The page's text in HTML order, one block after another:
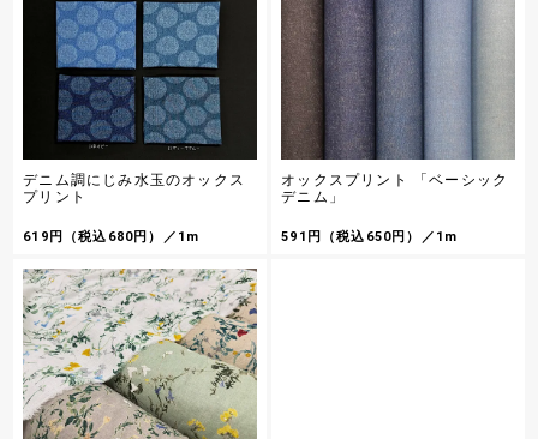
「生地洗い」の本場である岡山県で丁寧に洗いを
かけた強撚リネンレーヨン生地です
1,164円（税込1,280円）／1m
【現品限り特価】Exclusive collection 西脇産
先染クールストライプ
高品質な兵庫県・西脇産の生地が、数量限定お買
い得価格！ 吸水速乾性に優れた機能素材クールマ
適な着心地の定番ストライプシャツ、ブラウス、
ワンピースなど既製品ライクなお洋服づくりにお
453円（税込498円）／1m
先染プレミアム100双クロス
い得価格！ 最高級のスーピマ綿を使用し、美しい
表面感と滑らかな肌触りに仕上がった先染100双
平織コットンファブリックです 既製品ライクなお
洋服づくりにおすすめの生地です
【現品限り特価】Exclusive collection 西脇産
先染サッカーストライプ
高品質な兵庫県・西脇産の生地が、数量限定お買
い得価格！ 汗ばむ陽気におすすめの、ドライタッ
チで清涼感のある素材です 春夏のお洋服づくりに
おすすめです
スーパーマーケットのオックスプリント
スーパーでのショッピングの楽しさを詰め込んだ
ようなユニークなオックスプリント生地です
682円（税込750円）／1m
いわしまあゆ「パンとコーヒーと」
イラストレーター・いわしまあゆさんの、お洒落
で美味しそうなパンとコーヒーのイラストレーシ
ョンを元に企画したシーチングプリント生地です
(こちらの布地は、個人作家さまによる作品化販売
にご利用いただけます)
1,528円（税込1,680円）／1m
大塚屋オリジナル オックスフォード無地
使いやすいカラーを、お手頃価格で あらゆるカラ
ーバリエーションの中から、大塚屋ネットショッ
プの「HOME(原点)」とも言える20色を厳選しま
した 大塚屋ネットショップ限定のオリジナル生地
です※新色５色を追加しました
ナチュラルな生平麻無地
麻糸を晒さずに平織りした「生平（きびら）」無
地です
デニム調にじみ水玉のオックス
プリント
619円（税込680円）／1m
オックスプリント 「ベーシック
デニム」
591円（税込650円）／1m